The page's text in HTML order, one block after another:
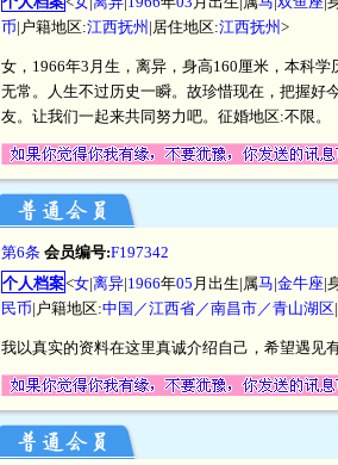
币|户籍地区:江西抚州|居住地区:江西抚州>
女，1966年3月生，离异，身高160厘米，本科
无常。人生不过历史一瞬。故珍惜现在，把握好
友。让我们一起来共同努力吧。征婚地区:不限。
第6条 会员编号:F197342
个人档案<女|离异|1966年05 月出生|属马|金牛座|
民币|户籍地区:中国／江西省／南昌市／青山湖区
我以真实的资料在这里真诚介绍自己，希望遇见